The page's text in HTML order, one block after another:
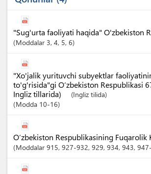
"Sug'urta faoliyati haqida" O'zbekiston
Moddalar 3, 4, 5, 6
"Xo'jalik yurituvchi subyektlar
to'g'risida"gi O‘zbekiston Respublikasi
Ingliz tillarida)
(Ingliz tilida)
Modda 10-16
O‘zbekiston Respublikasining Fuqarolik
Moddalar 915, 927-932, 929, 934, 943,